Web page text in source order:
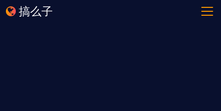
搞么子